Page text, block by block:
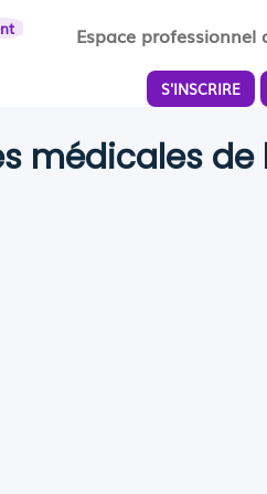
Espace professionnel
S'INSCRIRE
médicales